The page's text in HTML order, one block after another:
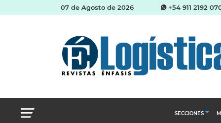
07 de Agosto de 2026 +54 911 2192
SECCIONES